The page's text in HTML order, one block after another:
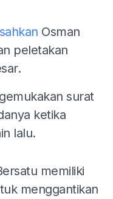
Osman
peletakan
surat
ketika
lalu.
memiliki
menggantikan